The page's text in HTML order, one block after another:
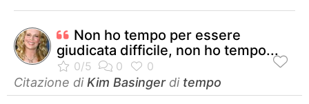
Non ho tempo per essere
giudicata difficile, non ho tempo...
Citazione diKim Basingerdi tempo